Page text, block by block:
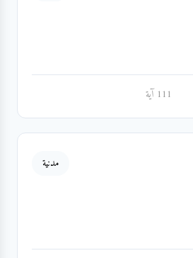
111 آية
مدنية